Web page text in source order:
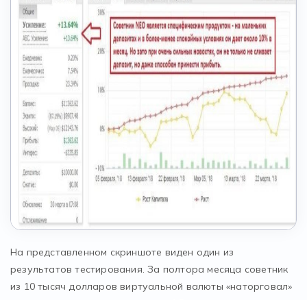
На представленном скриншоте виден один из
результатов тестирования. За полтора месяца советник
из 10 тысяч долларов виртуальной валюты «наторговал»